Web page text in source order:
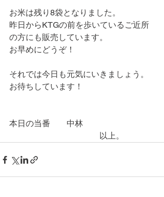
お米は残り8袋となりました。
昨日からKTGの前を歩いているご近所
の方にも販売しています。
お早めにどうぞ！
それでは今日も元気にいきましょう。
お待ちしています！
本日の当番　　中林
以上。